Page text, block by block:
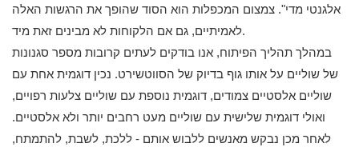
אלגנטי מדי". צמצום המכפלות הוא הסוד שהופך את הרגשות האלה
לאמיתיים, גם אם הלקוחות לא מבינים זאת מיד.
במהלך תהליך הפיתוח, אנו בודקים לעתים קרובות מספר סגנונות
של שוליים על אותו גוף בדיוק של הסווטשירט. נכין דוגמית אחת עם
שוליים אלסטיים צמודים, דוגמית נוספת עם שוליים צלעות רפויים,
ואולי דוגמית שלישית עם שוליים מעט רחבים יותר ולא אלסטיים.
לאחר מכן נבקש מאנשים ללבוש אותם - ללכת, לשבת, להתמתח,